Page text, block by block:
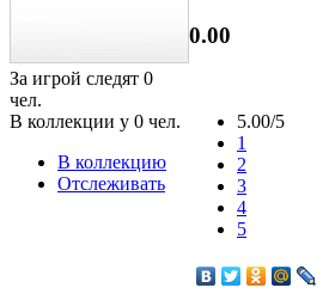
За игрой следят 0
чел.
В коллекции у 0 чел.
В коллекцию
Отслеживать
0.00
5.00/5
1
2
3
4
5